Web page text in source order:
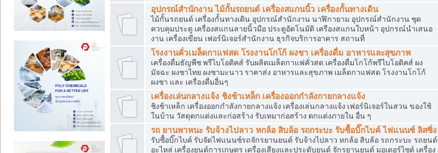
อุปกรณ์สำนักงาน ไม้กั้นรถยนต์ เครื่องสแกนนิ้ว เครื่องกั้นทางเดิน
ไม้กั้นรถยนต์ เครื่องกั้นทางเดิน อุปกรณ์สำนักงาน นาฬิกายาม อุปกรณ์สำนักงาน ชุด
ควบคุมประตู เครื่องสแกนลายนิ้วมือ ประตูอัตโนมัติ เครืองสแกนใบหน้า อุปกรณ์นำเสนอ
งาน เครื่องเขียน เฟอร์นิเจอร์สำนักงาน ธุรกิจบริการอาคาร สถานที่
โรงงานคั่วเมล็ดกาแฟสด โรงงานโกโก้ ผงชา เครื่องดื่ม อาหารและสุขภาพ
เครื่องดื่มธัญพืช พรีไบโอติคส์ รับผลิตเมล็ดกาแฟคั่วสด เครื่องดื่มโกโก้พรีไบโอติคส์ ผง
มัจฉะ ผงชาไทย ผงชามะนาว ราคาส่ง อาหารและสุขภาพ เมล็ดกาแฟสด โรงงานโกโก้
ผงชา และ เครื่องดื่มอื่นๆ
เครื่องเล่นกลางแจ้ง ชิงช้าเหล็ก เครื่องออกกำลังกายกลางแจ้ง
ชิงช้าเหล็ก เครื่องออกกำลังกายกลางแจ้ง เครื่องเล่นกลางแจ้ง เฟอร์นิเจอร์ในสวน ของใช้
ในบ้าน วัสดุตกแต่งและก่อสร้าง รับเหมาก่อสร้าง ตกแต่งภายใน อื่น ๆ
รถ ยานพาหนะ รับจ้างไปลาว หกล้อ สิบล้อ รถกระบะ รับซื้อบิ๊กไบค์ ไฟแนนซ์ ลิสซิ่ง
รับซื้อบิ๊กไบค์ รับจัดไฟแนนซ์รถจักรยานยนต์ รับจ้างไปลาว หกล้อ สิบล้อ รถกระบะ รถยนต์
อะไหล่ เครื่องยนต์การเกษตร เครื่องเสียงและประดับยนต์ จักรยานยนต์ มอเตอร์ไซต์ เครื่อง